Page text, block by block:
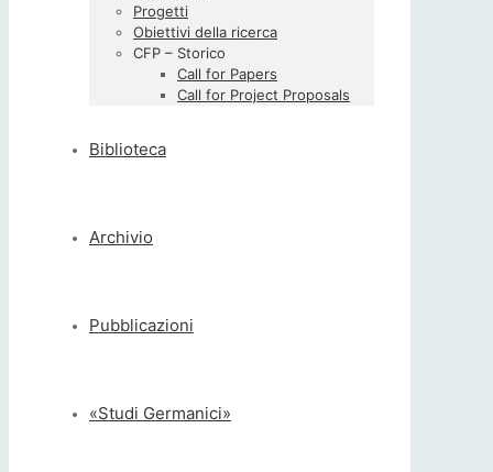
Progetti
Obiettivi della ricerca
CFP – Storico
Call for Papers
Call for Project Proposals
Biblioteca
Archivio
Pubblicazioni
«Studi Germanici»